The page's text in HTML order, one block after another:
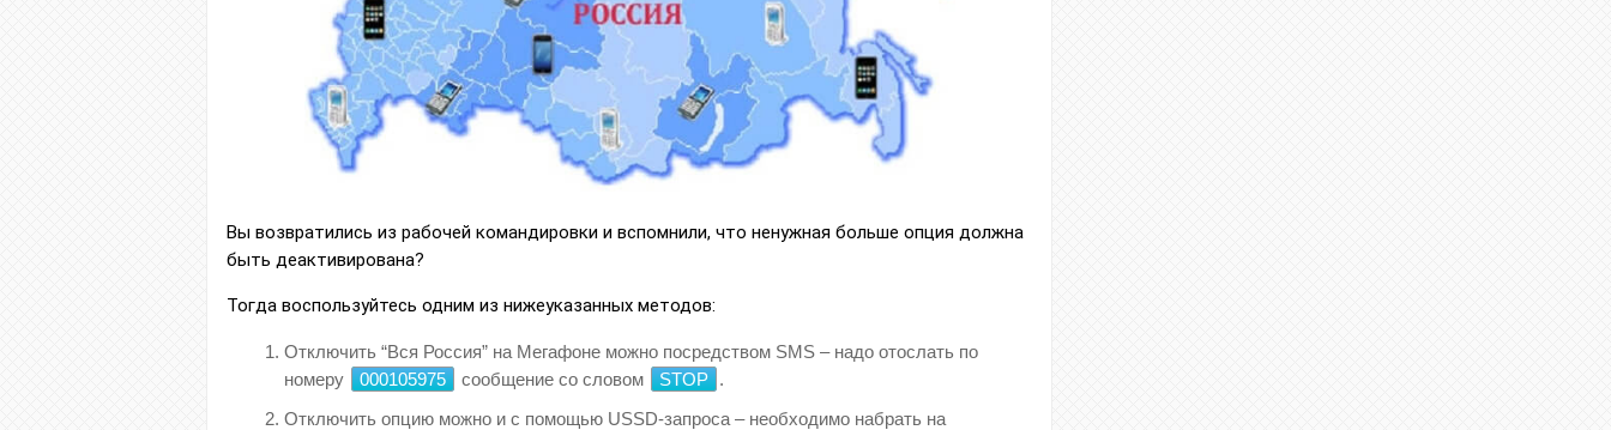
Вы возвратились из рабочей командировки и вспомнили, что ненужная больше опция должна
быть деактивирована?
Тогда воспользуйтесь одним из нижеуказанных методов:
Отключить “Вся Россия” на Мегафоне можно посредством SMS – надо отослать по
номеру
000105975 сообщение со словом STOP .
Отключить опцию можно и с помощью USSD-запроса – необходимо набрать на